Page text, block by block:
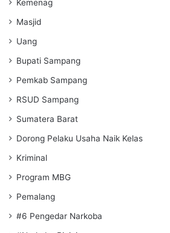
Kemenag
Masjid
Uang
Bupati Sampang
Pemkab Sampang
RSUD Sampang
Sumatera Barat
Dorong Pelaku Usaha Naik Kelas
Kriminal
Program MBG
Pemalang
#6 Pengedar Narkoba